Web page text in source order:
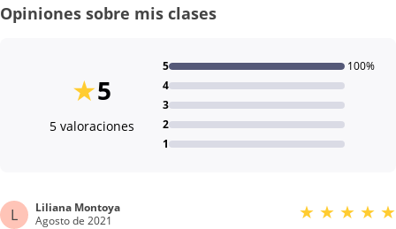
Opiniones sobre mis clases
5
★
5 valoraciones
1
2
3
4
5 100%
L
Liliana Montoya
Agosto de 2021
★ ★ ★ ★ ★